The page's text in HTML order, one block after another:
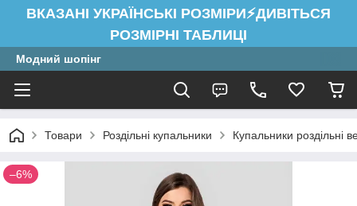
ВКАЗАНІ УКРАЇНСЬКІ РОЗМІРИ⚡ДИВІТЬСЯ
РОЗМІРНІ ТАБЛИЦІ
Модний шопінг
Товари Роздільні купальники Купальники роздільні
–6%